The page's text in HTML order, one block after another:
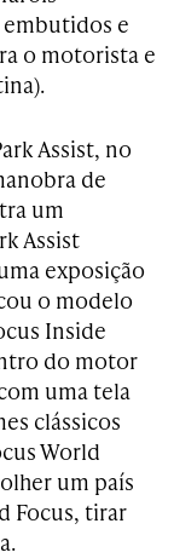
e
o motorista e
Assist, no
de
um
Assist
exposição
o modelo
Inside
do motor
uma tela
clássicos
World
um país
Focus, tirar